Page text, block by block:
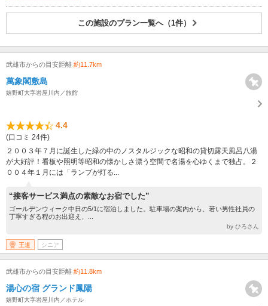
この施設のプラン一覧へ（1件）
武雄市からの目安距離 約11.7km
萬象閣敷島
嬉野町大字岩屋川内／旅館
4.4
(口コミ 24件)
２００３年７月に誕生した緑の中のノスタルジックな昭和の貸切露天風呂八湯
が大好評！看板や照明等昭和の懐かしさ漂う空間で名湯を心ゆくまで独占。２
００４年１月には「ランプが灯る...
“接客サービス満点の素敵なお宿でした”
ゴールデンウィーク中日の5/1に宿泊しました。駐車場の案内から、若い男性社員の
丁寧すぎる程のお出迎え、...
by ひろさん
王道 シニア
武雄市からの目安距離 約11.8km
湯心の宿 グランド鳳陽
嬉野町大字岩屋川内／ホテル